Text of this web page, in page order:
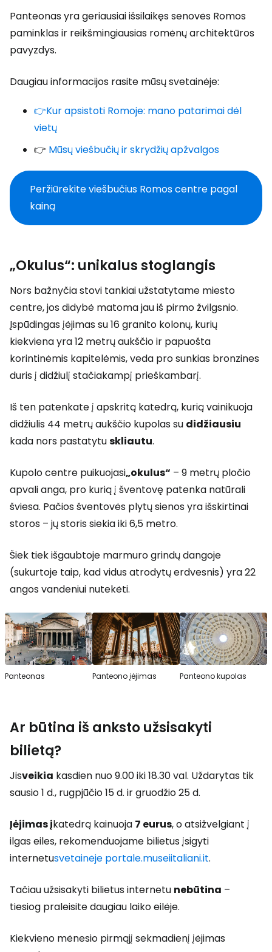
Panteonas yra geriausiai išsilaikęs senovės Romos
paminklas ir reikšmingiausias romėnų architektūros
pavyzdys.
Daugiau informacijos rasite mūsų svetainėje:
👉Kur apsistoti Romoje: mano patarimai dėl
vietų
👉 Mūsų viešbučių ir skrydžių apžvalgos
Peržiūrėkite viešbučius Romos centre pagal
kainą
„Okulus“: unikalus stoglangis
Nors bažnyčia stovi tankiai užstatytame miesto
centre, jos didybė matoma jau iš pirmo žvilgsnio.
Įspūdingas įėjimas su 16 granito kolonų, kurių
kiekviena yra 12 metrų aukščio ir papuošta
korintinėmis kapitelėmis, veda pro sunkias bronzines
duris į didžiulį stačiakampį prieškambarį.
Iš ten patenkate į apskritą katedrą, kurią vainikuoja
didžiulis 44 metrų aukščio kupolas su didžiausiu
kada nors pastatytuskliautu.
Kupolo centre puikuojasi„okulus“ – 9 metrų pločio
apvali anga, pro kurią į šventovę patenka natūrali
šviesa. Pačios šventovės plytų sienos yra išskirtinai
storos – jų storis siekia iki 6,5 metro.
Šiek tiek išgaubtoje marmuro grindų dangoje
(sukurtoje taip, kad vidus atrodytų erdvesnis) yra 22
angos vandeniui nutekėti.
Panteonas Panteono įėjimas Panteono kupolas
Ar būtina iš anksto užsisakyti
bilietą?
Jisveikia kasdien nuo 9.00 iki 18.30 val. Uždarytas tik
sausio 1 d., rugpjūčio 15 d. ir gruodžio 25 d.
Įėjimas įkatedrą kainuoja 7 eurus, o atsižvelgiant į
ilgas eiles, rekomenduojame bilietus įsigyti
internetusvetainėje portale.museiitaliani.it.
Tačiau užsisakyti bilietus internetu nebūtina –
tiesiog praleisite daugiau laiko eilėje.
Kiekvieno mėnesio pirmąjį sekmadienį įėjimas